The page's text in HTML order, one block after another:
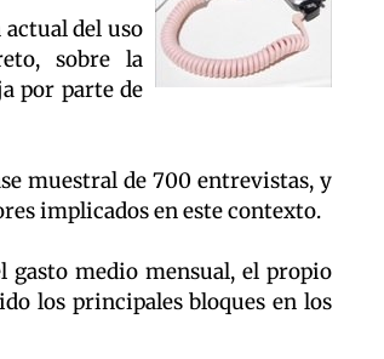
del uso
sobre la
por parte de
muestral de 700 entrevistas, y
implicados en este contexto.
gasto medio mensual, el propio
los principales bloques en los